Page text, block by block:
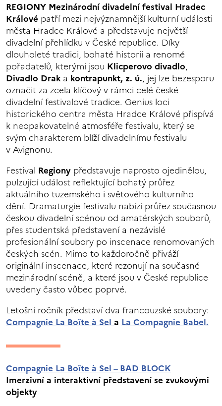
REGIONY Mezinárodní divadelní festival Hradec
Králové patří mezi nejvýznamnější kulturní události
města Hradce Králové a představuje největší
divadelní přehlídku v České republice. Díky
dlouholeté tradici, bohaté historii a renomé
pořadatelů, kterými jsou Klicperovo divadlo,
Divadlo Drak a kontrapunkt, z. ú., jej lze bezesporu
označit za zcela klíčový v rámci celé české
divadelní festivalové tradice. Genius loci
historického centra města Hradce Králové přispívá
k neopakovatelné atmosféře festivalu, který se
svým charakterem blíží divadelnímu festivalu
v Avignonu.
Festival Regiony představuje naprosto ojedinělou,
pulzující událost reflektující bohatý průřez
aktuálního tuzemského i světového kulturního
dění. Dramaturgie festivalu nabízí průřez současnou
českou divadelní scénou od amatérských souborů,
přes studentská představení a nezávislé
profesionální soubory po inscenace renomovaných
českých scén. Mimo to každoročně přiváží
originální inscenace, které rezonují na současné
mezinárodní scéně, a které jsou v České republice
uvedeny často vůbec poprvé.
Letošní ročník představí dva francouzské soubory:
Compagnie La Boîte à Sela La Compagnie Babel.
Compagnie La Boîte à Sel – BAD BLOCK
Imerzivní a interaktivní představení se zvukovými
objekty